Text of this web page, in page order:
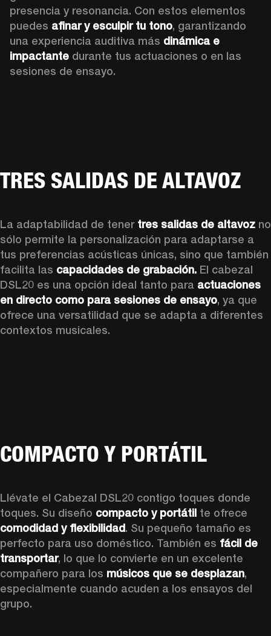
presencia y resonancia. Con estos elementos
puedes afinar y esculpir tu tono, garantizando
una experiencia auditiva más dinámica e
impactante durante tus actuaciones o en las
sesiones de ensayo.
TRES SALIDAS DE ALTAVOZ
La adaptabilidad de tener tres salidas de altavoz no
sólo permite la personalización para adaptarse a
tus preferencias acústicas únicas, sino que también
facilita las capacidades de grabación. El cabezal
DSL20 es una opción ideal tanto para actuaciones
en directo como para sesiones de ensayo, ya que
ofrece una versatilidad que se adapta a diferentes
contextos musicales.
COMPACTO Y PORTÁTIL
Llévate el Cabezal DSL20 contigo toques donde
toques. Su diseño compacto y portátil te ofrece
comodidad y flexibilidad. Su pequeño tamaño es
perfecto para uso doméstico. También es fácil de
transportar, lo que lo convierte en un excelente
compañero para los músicos que se desplazan,
especialmente cuando acuden a los ensayos del
grupo.